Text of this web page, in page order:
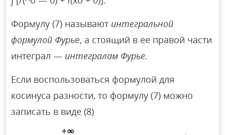
Формулу (7) называют интегральной
формулой Фурье, а стоящий в ее правой части
интеграл — интегралам Фурье.
Если воспользоваться формулой для
косинуса разности, то формулу (7) можно
записать в виде (8)